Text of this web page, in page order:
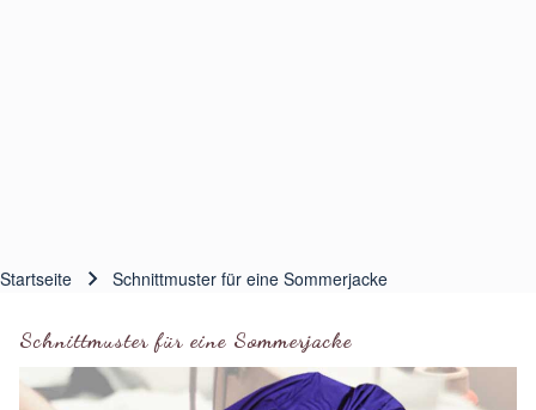
Startseite Schnittmuster für eine Sommerjacke
Schnittmuster für eine Sommerjacke